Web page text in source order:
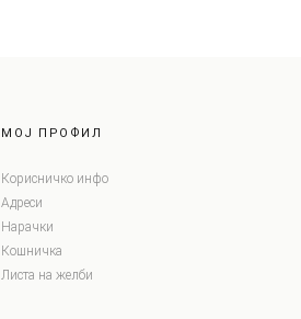
МОЈ ПРОФИЛ
Корисничко инфо
Адреси
Нарачки
Кошничка
Листа на желби